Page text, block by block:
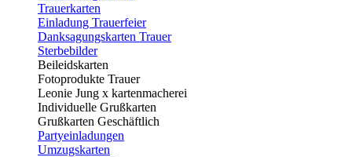
Trauerkarten
Einladung Trauerfeier
Danksagungskarten Trauer
Sterbebilder
Beileidskarten
Fotoprodukte Trauer
Leonie Jung x kartenmacherei
Individuelle Grußkarten
Grußkarten Geschäftlich
Partyeinladungen
Umzugskarten